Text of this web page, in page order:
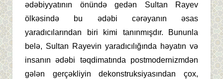
ədəbiyyatının önündə gedən Sultan Rayev
ölkəsində bu ədəbi cərəyanın əsas
yaradıcılarından biri kimi tanınmışdır. Bununla
belə, Sultan Rayevin yaradıcılığında həyatın və
insanın ədəbi təqdimatında postmodernizmdən
gələn gerçəkliyin dekonstruksiyasından çox,